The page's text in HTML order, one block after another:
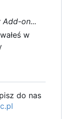
Add-on...
w
do nas